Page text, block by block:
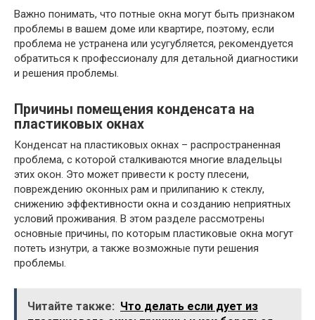
Важно понимать, что потные окна могут быть признаком
проблемы в вашем доме или квартире, поэтому, если
проблема не устранена или усугубляется, рекомендуется
обратиться к профессионалу для детальной диагностики
и решения проблемы.
Причины помещения конденсата на
пластиковых окнах
Конденсат на пластиковых окнах – распространенная
проблема, с которой сталкиваются многие владельцы
этих окон. Это может привести к росту плесени,
повреждению оконных рам и прилипанию к стеклу,
снижению эффективности окна и созданию неприятных
условий проживания. В этом разделе рассмотрены
основные причины, по которым пластиковые окна могут
потеть изнутри, а также возможные пути решения
проблемы.
Читайте также: Что делать если дует из